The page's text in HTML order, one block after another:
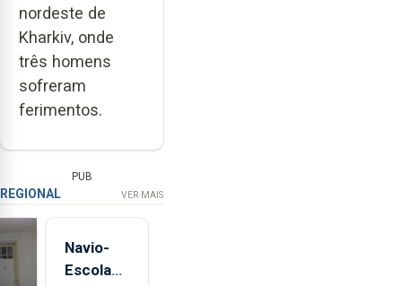
nordeste de
Kharkiv, onde
três homens
sofreram
ferimentos.
PUB
REGIONAL VER MAIS
Navio-
Escola